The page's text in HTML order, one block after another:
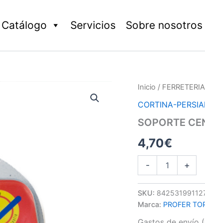
Catálogo Servicios Sobre nosotros
Inicio / FERRETERIA
CORTINA-
SOPORTE
4,70€
-
SOPORTE
OVAL
2P
+
SKU:
Marca: PROFER